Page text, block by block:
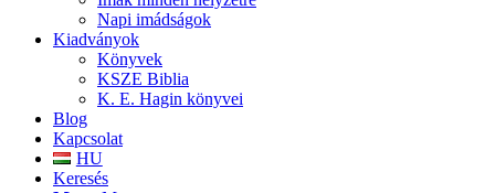
Napi imádságok
Kiadványok
Könyvek
KSZE Biblia
K. E. Hagin könyvei
Blog
Kapcsolat
HU
Keresés